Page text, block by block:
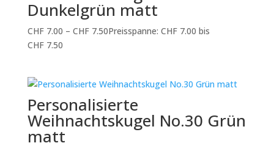
Dunkelgrün matt
CHF7.00 – CHF7.50Preisspanne: CHF 7.00 bis
CHF 7.50
Personalisierte
Weihnachtskugel No.30 Grün
matt